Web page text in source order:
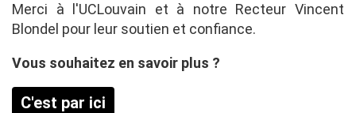
Merci à l'UCLouvain et à notre Recteur Vincent
Blondel pour leur soutien et confiance.
Vous souhaitez en savoir plus ?
C'est par ici